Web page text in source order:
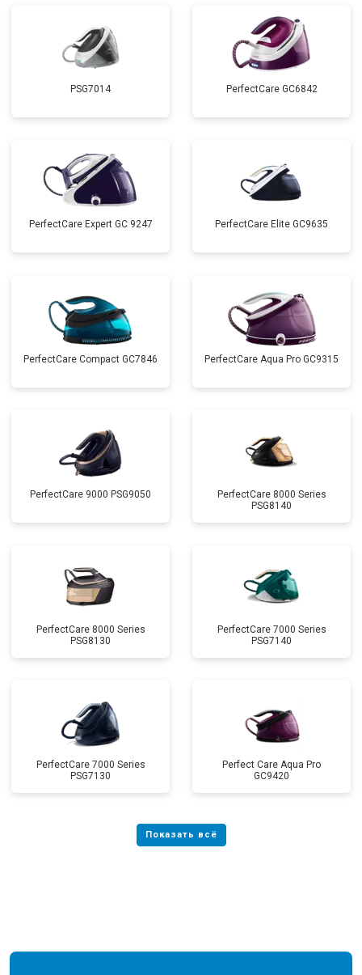
PSG7014 PerfectCare GC6842
PerfectCare Expert GC 9247 PerfectCare Elite GC9635
PerfectCare Compact GC7846 PerfectCare Aqua Pro GC9315
PerfectCare 9000 PSG9050
PerfectCare 8000 Series
PSG8140
PerfectCare 8000 Series
PSG8130
PerfectCare 7000 Series
PSG7140
PerfectCare 7000 Series
PSG7130
Perfect Care Aqua Pro
GC9420